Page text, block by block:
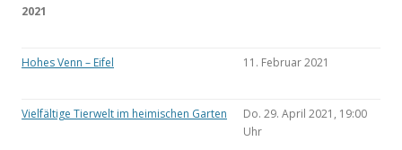
2021
Hohes Venn – Eifel 11. Februar 2021
Vielfältige Tierwelt im heimischen Garten
Do. 29. April 2021, 19:00
Uhr